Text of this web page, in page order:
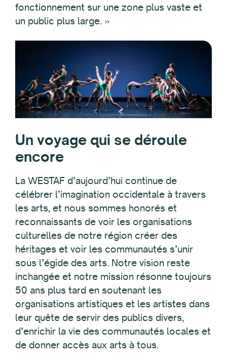
fonctionnement sur une zone plus vaste et
un public plus large. »
Un voyage qui se déroule
encore
La WESTAF d’aujourd’hui continue de
célébrer l’imagination occidentale à travers
les arts, et nous sommes honorés et
reconnaissants de voir les organisations
culturelles de notre région créer des
héritages et voir les communautés s’unir
sous l’égide des arts. Notre vision reste
inchangée et notre mission résonne toujours
50 ans plus tard en soutenant les
organisations artistiques et les artistes dans
leur quête de servir des publics divers,
d’enrichir la vie des communautés locales et
de donner accès aux arts à tous.